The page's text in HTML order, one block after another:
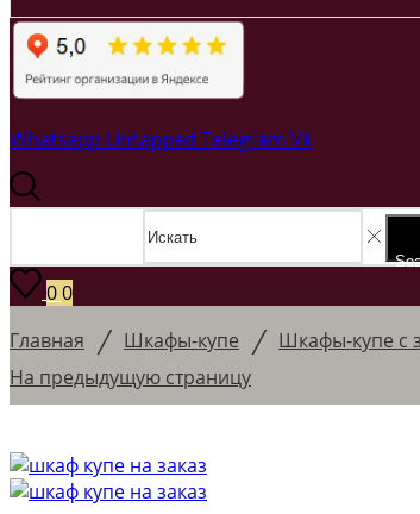
Whatsapp Untapped Telegram Vk
00
Главная / Шкафы-купе / Шкафы-купе с
На предыдущую страницу